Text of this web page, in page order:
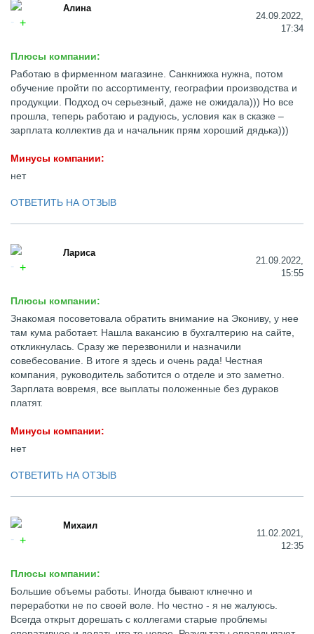
Алина
24.09.2022,
17:34
Плюсы компании:
Работаю в фирменном магазине. Санкнижка нужна, потом
обучение пройти по ассортименту, географии производства и
продукции. Подход оч серьезный, даже не ожидала))) Но все
прошла, теперь работаю и радуюсь, условия как в сказке –
зарплата коллектив да и начальник прям хороший дядька)))
Минусы компании:
нет
ОТВЕТИТЬ НА ОТЗЫВ
Лариса
21.09.2022,
15:55
Плюсы компании:
Знакомая посоветовала обратить внимание на Экониву, у нее
там кума работает. Нашла вакансию в бухгалтерию на сайте,
откликнулась. Сразу же перезвонили и назначили
совебесование. В итоге я здесь и очень рада! Честная
компания, руководитель заботится о отделе и это заметно.
Зарплата вовремя, все выплаты положенные без дураков
платят.
Минусы компании:
нет
ОТВЕТИТЬ НА ОТЗЫВ
Михаил
11.02.2021,
12:35
Плюсы компании:
Большие объемы работы. Иногда бывают клнечно и
переработки не по своей воле. Но честно - я не жалуюсь.
Всегда открыт дорешать с коллегами старые проблемы